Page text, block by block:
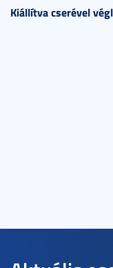
Kiállítva cserével